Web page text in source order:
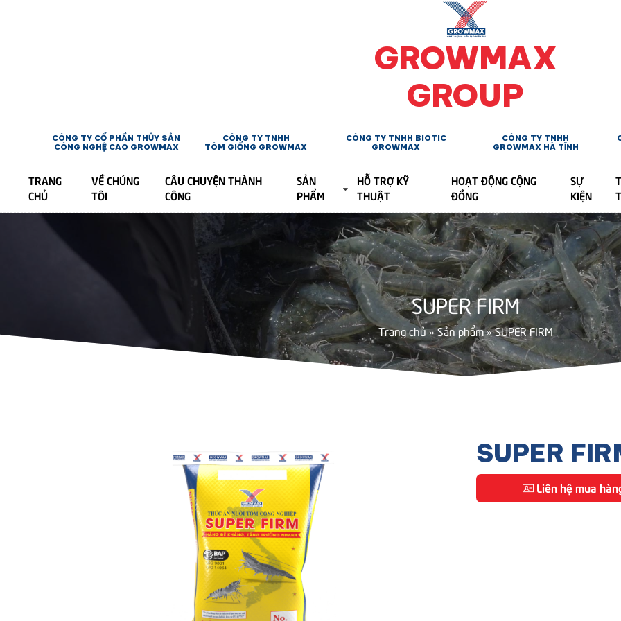
GROWMAX
GROUP
CÔNG TY CỔ PHẦN THỦY SẢN
CÔNG NGHỆ CAO GROWMAX
CÔNG TY TNHH
TÔM GIỐNG GROWMAX
CÔNG TY TNHH BIOTIC
GROWMAX
CÔNG TY TNHH
GROWMAX HÀ TĨNH
TRANG
CHỦ
VỀ CHÚNG
TÔI
CÂU CHUYỆN THÀNH
CÔNG
SẢN
PHẨM
HỖ TRỢ KỸ
THUẬT
HOẠT ĐỘNG CỘNG
ĐỒNG
SỰ
KIỆN
SUPER FIRM
Trang chủ»Sản phẩm»SUPER FIRM
SUPER
Liên hệ mua